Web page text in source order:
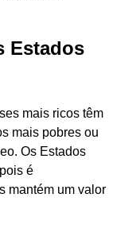
Estados
mais ricos têm
mais pobres ou
Os Estados
é
mantém um valor